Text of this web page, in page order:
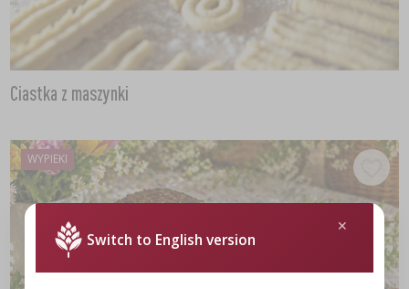
Ciastka z maszynki
WYPIEKI
Switch to English version